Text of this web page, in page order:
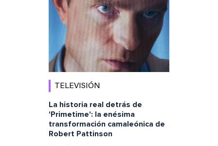
TELEVISIÓN
La historia real detrás de
'Primetime': la enésima
transformación camaleónica de
Robert Pattinson